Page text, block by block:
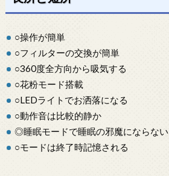
○操作が簡単
○フィルターの交換が簡単
○360度全方向から吸気する
○花粉モード搭載
○LEDライトでお洒落になる
○動作音は比較的静か
◎睡眠モードで睡眠の邪魔にならない
○モードは終了時記憶される